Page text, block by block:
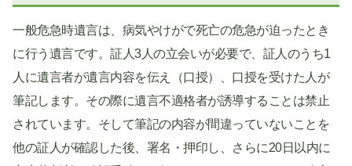
一般危急時遺言は、病気やけがで死亡の危急が迫ったとき
に行う遺言です。証人3人の立会いが必要で、証人のうち1
人に遺言者が遺言内容を伝え（口授）、口授を受けた人が
筆記します。その際に遺言不適格者が誘導することは禁止
されています。そして筆記の内容が間違っていないことを
他の証人が確認した後、署名・押印し、さらに20日以内に